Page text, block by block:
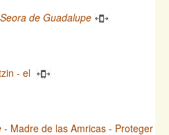
de Guadalupe
- el
- Madre de las Amricas - Proteger